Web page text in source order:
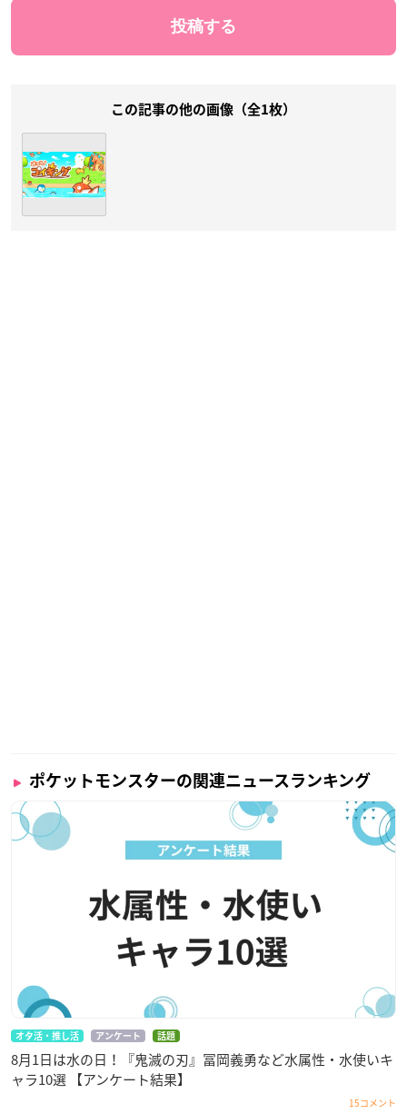
この記事の他の画像（全1枚）
ポケットモンスターの関連ニュースランキング
オタ活・推し活 アンケート 話題
8月1日は水の日！『鬼滅の刃』冨岡義勇など水属性・水使いキ
ャラ10選 【アンケート結果】
15コメント